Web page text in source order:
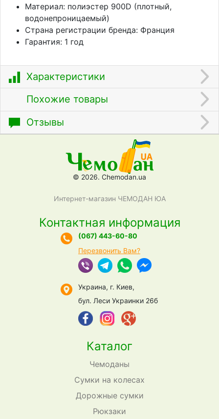
Материал: полиэстер 900D (плотный,
водонепроницаемый)
Страна регистрации бренда: Франция
Гарантия: 1 год
Характеристики
Похожие товары
Отзывы
© 2026. Chemodan.ua
Интернет-магазин ЧЕМОДАН ЮА
Каталог
Чемоданы
Сумки на колесах
Дорожные сумки
Рюкзаки
Контактная информация
(067) 443-60-80
Перезвонить Вам?
Украина, г. Киев,
бул. Леси Украинки 26б